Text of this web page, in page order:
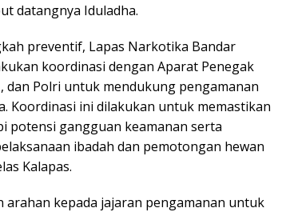
datangnya Iduladha.
preventif, Lapas Narkotika Bandar
koordinasi dengan Aparat Penegak
dan Polri untuk mendukung pengamanan
Koordinasi ini dilakukan untuk memastikan
potensi gangguan keamanan serta
ibadah dan pemotongan hewan
Kalapas.
arahan kepada jajaran pengamanan untuk